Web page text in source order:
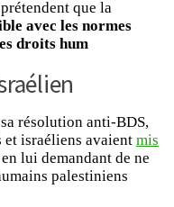
que la
avec les normes
droits hum
résolution anti-BDS,
israéliens avaient mis
lui demandant de ne
palestiniens